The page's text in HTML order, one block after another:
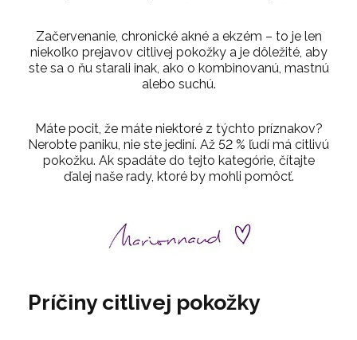
Začervenanie, chronické akné a ekzém – to je len
niekoľko prejavov citlivej pokožky a je dôležité, aby
ste sa o ňu starali inak, ako o kombinovanú, mastnú
alebo suchú.
Máte pocit, že máte niektoré z týchto príznakov?
Nerobte paniku, nie ste jediní. Až 52 % ľudí má citlivú
pokožku. Ak spadáte do tejto kategórie, čítajte
ďalej naše rady, ktoré by mohli pomôcť.
Príčiny citlivej pokožky